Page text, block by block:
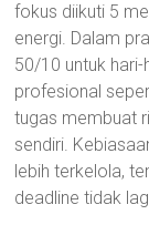
fokus diikuti 5
energi. Dalam
50/10 untuk
profesional
tugas membuat
sendiri.
lebih terkelola,
deadline tidak